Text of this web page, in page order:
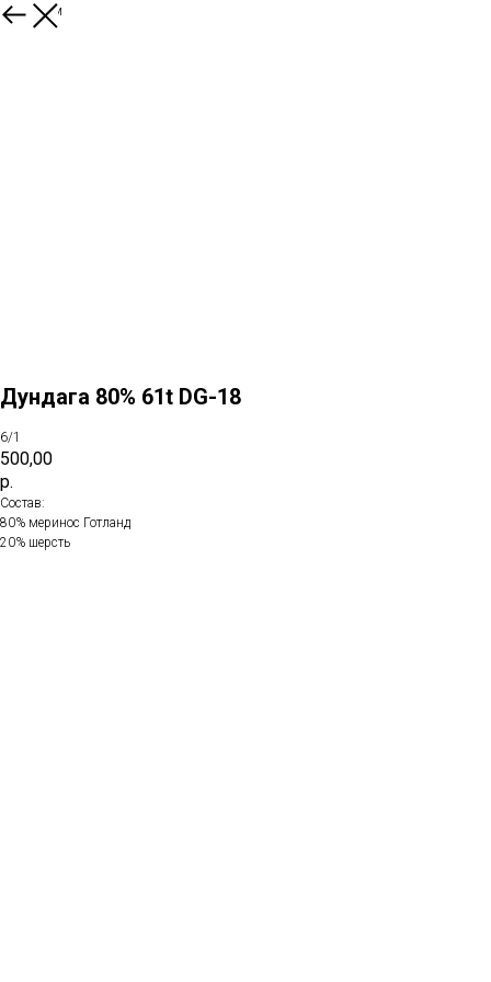
К товарам
Дундага 80% 61t DG-18
6/1
500,00
р.
Состав:
80% меринос Готланд
20% шерсть